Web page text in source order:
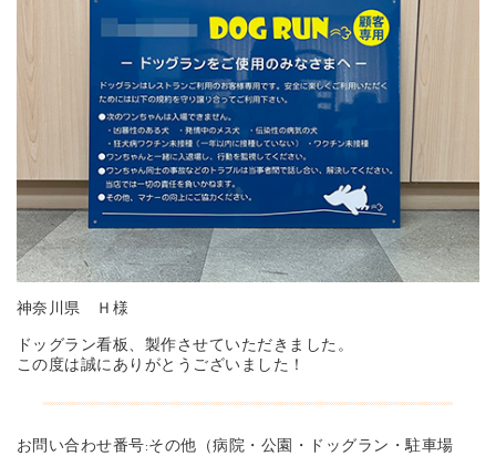
神奈川県 Ｈ様
ドッグラン看板、製作させていただきました。
この度は誠にありがとうございました！
お問い合わせ番号:その他（病院・公園・ドッグラン・駐車場